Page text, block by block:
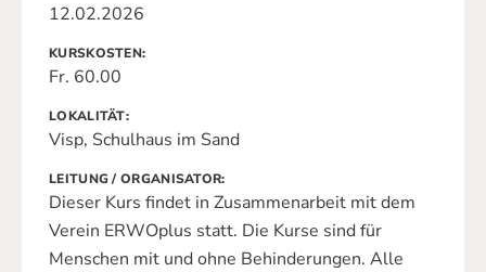
12.02.2026
KURSKOSTEN
Fr. 60.00
LOKALITÄT
Visp, Schulhaus im Sand
LEITUNG / ORGANISATOR
Dieser Kurs findet in Zusammenarbeit mit dem
Verein ERWOplus statt. Die Kurse sind für
Menschen mit und ohne Behinderungen. Alle